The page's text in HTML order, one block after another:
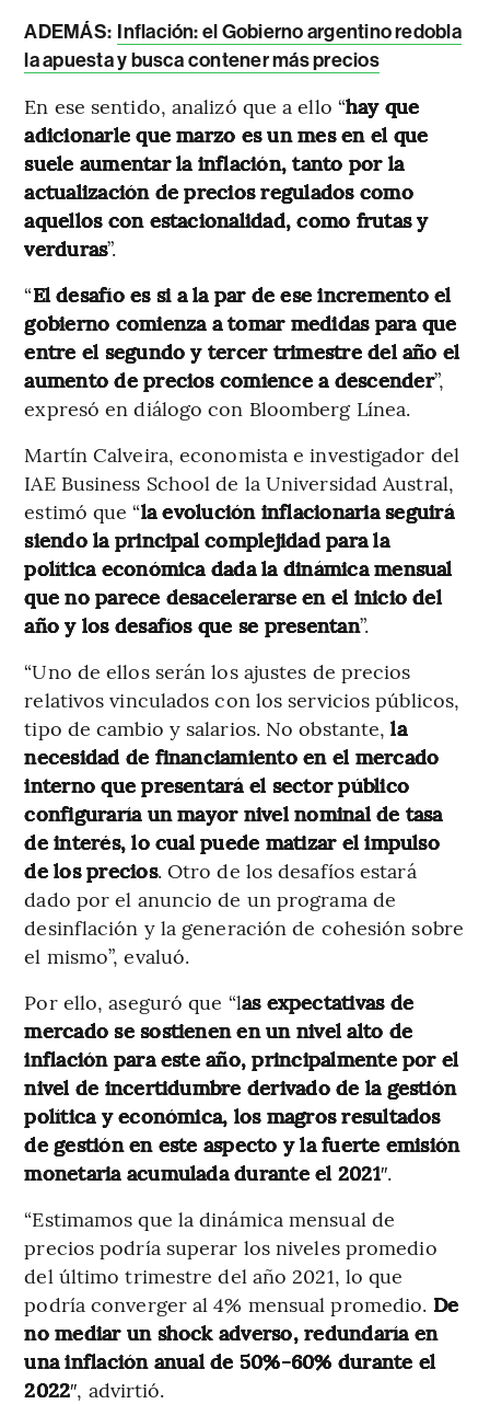
ADEMÁS: Inflación: el Gobierno argentino redobla
la apuesta y busca contener más precios
En ese sentido, analizó que a ello “hay que
adicionarle que marzo es un mes en el que
suele aumentar la inflación, tanto por la
actualización de precios regulados como
aquellos con estacionalidad, como frutas y
verduras”.
“El desafío es si a la par de ese incremento el
gobierno comienza a tomar medidas para que
entre el segundo y tercer trimestre del año el
aumento de precios comience a descender”,
expresó en diálogo con Bloomberg Línea.
Martín Calveira, economista e investigador del
IAE Business School de la Universidad Austral,
estimó que “la evolución inflacionaria seguirá
siendo la principal complejidad para la
política económica dada la dinámica mensual
que no parece desacelerarse en el inicio del
año y los desafíos que se presentan”.
“Uno de ellos serán los ajustes de precios
relativos vinculados con los servicios públicos,
tipo de cambio y salarios. No obstante,la
necesidad de financiamiento en el mercado
interno que presentará el sector público
configuraría un mayor nivel nominal de tasa
de interés, lo cual puede matizar el impulso
de los precios. Otro de los desafíos estará
dado por el anuncio de un programa de
desinflación y la generación de cohesión sobre
el mismo”, evaluó.
Por ello, aseguró que “las expectativas de
mercado se sostienen en un nivel alto de
inflación para este año, principalmente por el
nivel de incertidumbre derivado de la gestión
política y económica, los magros resultados
de gestión en este aspecto y la fuerte emisión
monetaria acumulada durante el 2021″.
“Estimamos que la dinámica mensual de
precios podría superar los niveles promedio
del último trimestre del año 2021, lo que
podría converger al 4% mensual promedio. De
no mediar un shock adverso, redundaría en
una inflación anual de 50%-60% durante el
2022″, advirtió.